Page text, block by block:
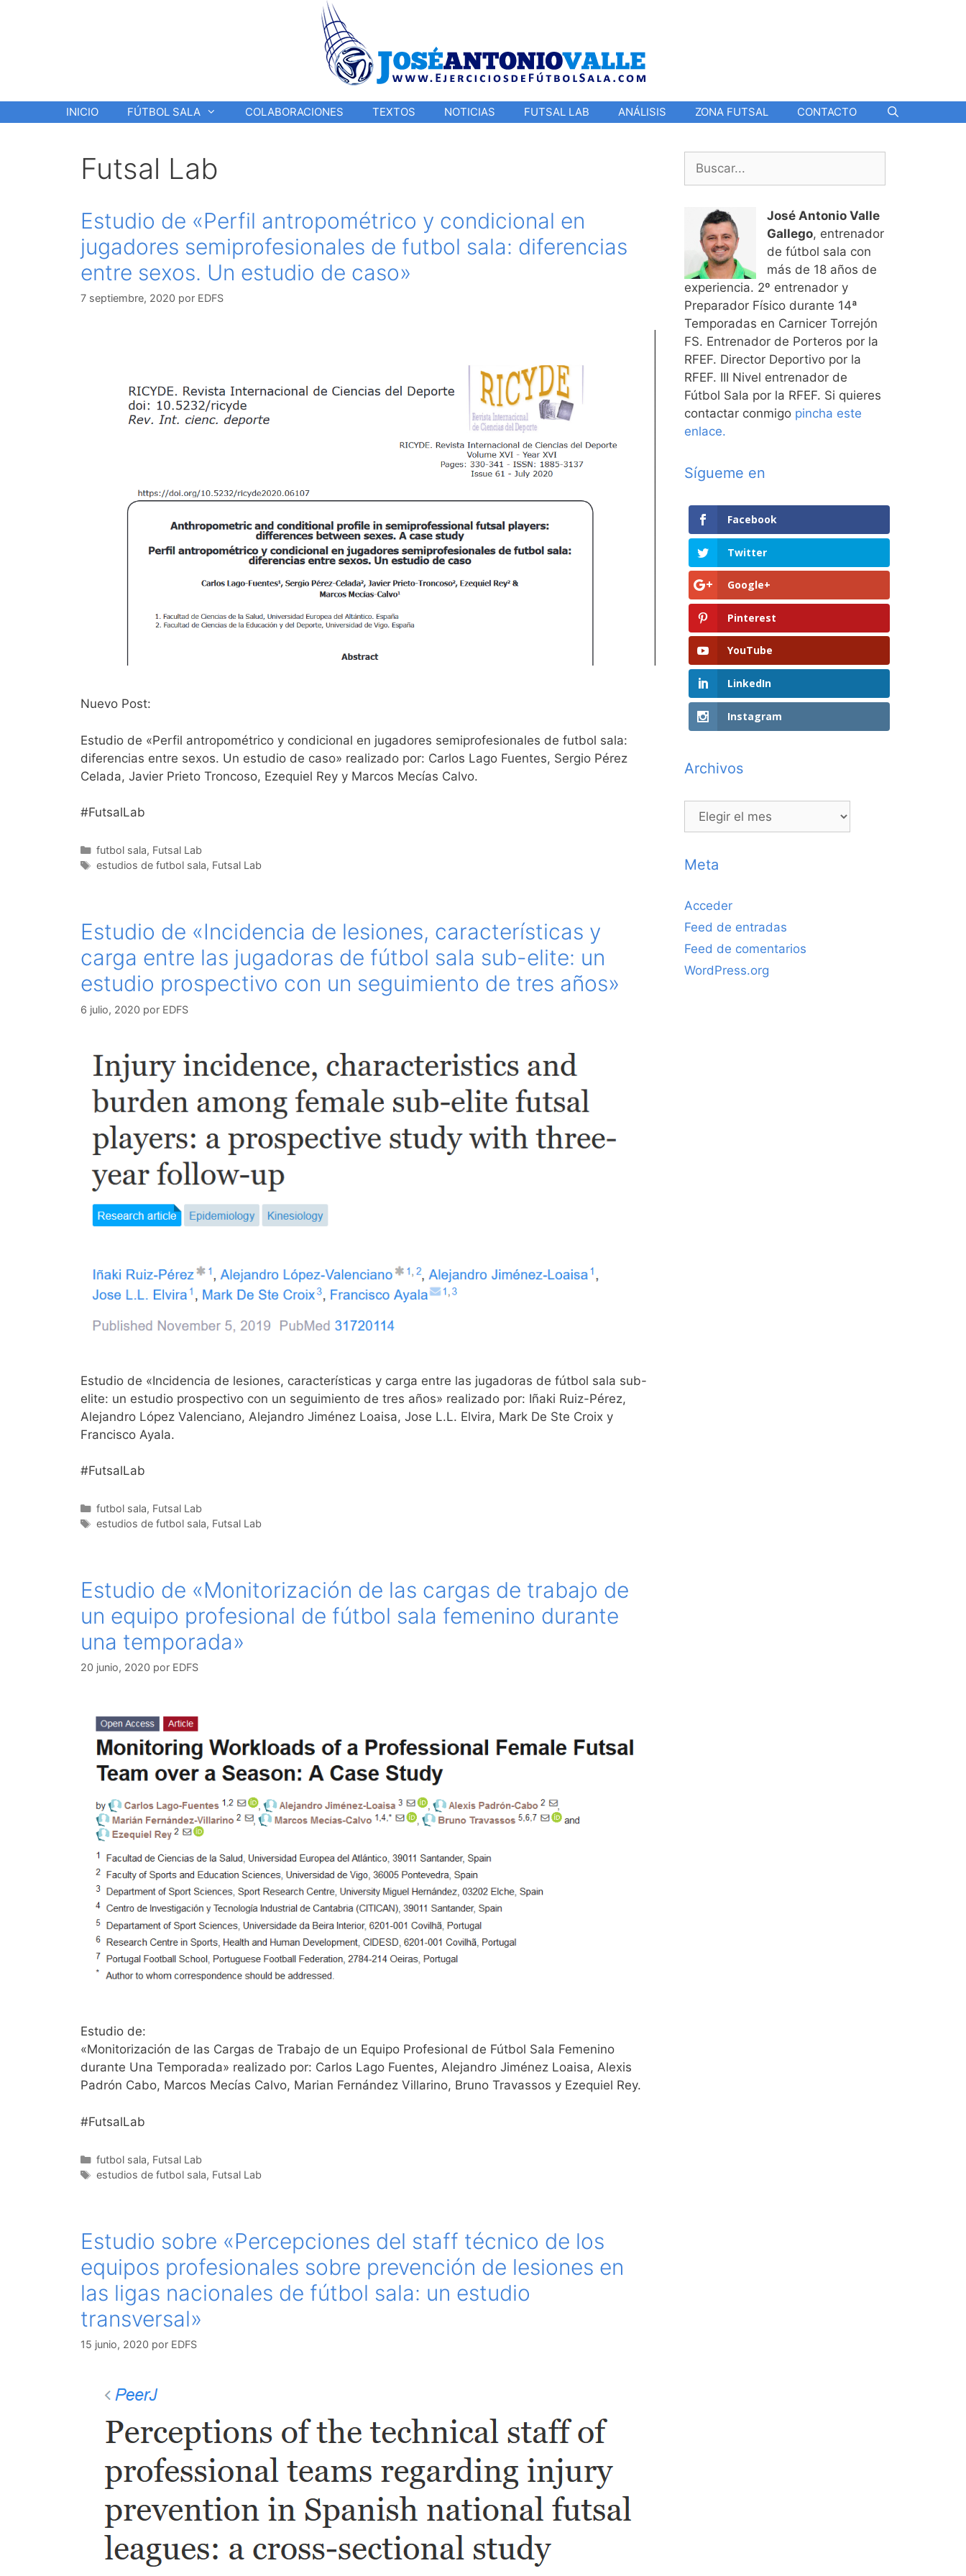
INICIO FÚTBOL SALA COLABORACIONES TEXTOS NOTICIAS FUTSAL LAB ANÁLISIS ZONA FUTSAL CONTACTO
Futsal Lab
Estudio de «Perfil antropométrico y condicional en
jugadores semiprofesionales de futbol sala: diferencias
entre sexos. Un estudio de caso»
7 septiembre, 2020 por EDFS
Nuevo Post:
Estudio de «Perfil antropométrico y condicional en jugadores semiprofesionales de futbol sala:
diferencias entre sexos. Un estudio de caso» realizado por: Carlos Lago Fuentes, Sergio Pérez
Celada, Javier Prieto Troncoso, Ezequiel Rey y Marcos Mecías Calvo.
#FutsalLab
Categorías
futbol sala, Futsal Lab
Etiquetas
estudios de futbol sala, Futsal Lab
Estudio de «Incidencia de lesiones, características y
carga entre las jugadoras de fútbol sala sub-elite: un
estudio prospectivo con un seguimiento de tres años»
6 julio, 2020 por EDFS
Estudio de «Incidencia de lesiones, características y carga entre las jugadoras de fútbol sala sub-
elite: un estudio prospectivo con un seguimiento de tres años» realizado por: Iñaki Ruiz-Pérez​,
Alejandro López Valenciano​, Alejandro Jiménez Loaisa, Jose L.L. Elvira, Mark De Ste Croix y
Francisco Ayala.
#FutsalLab
Categorías
futbol sala, Futsal Lab
Etiquetas
estudios de futbol sala, Futsal Lab
Estudio de «Monitorización de las cargas de trabajo de
un equipo profesional de fútbol sala femenino durante
una temporada»
20 junio, 2020 por EDFS
Estudio de:
«Monitorización de las Cargas de Trabajo de un Equipo Profesional de Fútbol Sala Femenino
durante Una Temporada» realizado por: Carlos Lago Fuentes​, Alejandro Jiménez Loaisa, Alexis
Padrón Cabo, Marcos Mecías Calvo, Marian Fernández Villarino, Bruno Travassos y Ezequiel Rey.
#FutsalLab
Categorías
futbol sala, Futsal Lab
Etiquetas
estudios de futbol sala, Futsal Lab
Estudio sobre «Percepciones del staff técnico de los
equipos profesionales sobre prevención de lesiones en
las ligas nacionales de fútbol sala: un estudio
transversal»
15 junio, 2020 por EDFS
Buscar:
José Antonio Valle
Gallego, entrenador
de fútbol sala con
más de 18 años de
experiencia. 2º entrenador y
Preparador Físico durante 14ª
Temporadas en Carnicer Torrejón
FS. Entrenador de Porteros por la
RFEF. Director Deportivo por la
RFEF. III Nivel entrenador de
Fútbol Sala por la RFEF. Si quieres
contactar conmigo pincha este
enlace.
Sígueme en
Facebook
Twitter
Google+
Pinterest
YouTube
LinkedIn
Instagram
Archivos
Archivos
Meta
Acceder
Feed de entradas
Feed de comentarios
WordPress.org